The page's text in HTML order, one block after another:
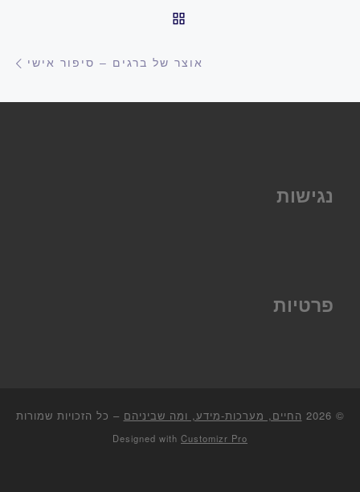
אוצר של ברגים – סיפור אישי
נגישות
פרטיות
© 2026 החיים, מערכות-מידע, ומה שביניהם – כל הזכויות שמורות
Designed with Customizr Pro